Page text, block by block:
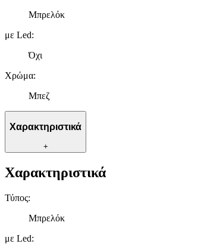
Μπρελόκ
με Led:
Όχι
Χρώμα:
Μπεζ
Χαρακτηριστικά
+
Χαρακτηριστικά
Τύπος:
Μπρελόκ
με Led: